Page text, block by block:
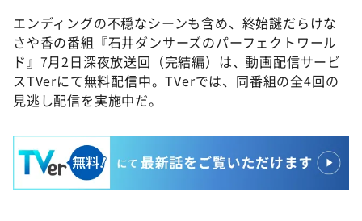
エンディングの不穏なシーンも含め、終始謎だらけな
さや香の番組『石井ダンサーズのパーフェクトワール
ド』7月2日深夜放送回（完結編）は、動画配信サービ
スTVerにて無料配信中。TVerでは、同番組の全4回の
見逃し配信を実施中だ。